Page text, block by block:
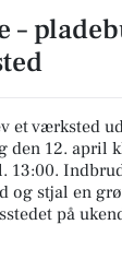
–
et værksted
den 12. april
13:00.
og stjal en
på